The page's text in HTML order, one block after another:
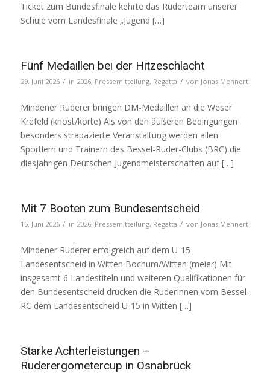
Ticket zum Bundesfinale kehrte das Ruderteam unserer
Schule vom Landesfinale „Jugend […]
Fünf Medaillen bei der Hitzeschlacht
29. Juni 2026 / in 2026, Pressemitteilung, Regatta / von Jonas Mehnert
Mindener Ruderer bringen DM-Medaillen an die Weser
Krefeld (knost/korte) Als von den äußeren Bedingungen
besonders strapazierte Veranstaltung werden allen
Sportlern und Trainern des Bessel-Ruder-Clubs (BRC) die
diesjährigen Deutschen Jugendmeisterschaften auf […]
Mit 7 Booten zum Bundesentscheid
15. Juni 2026 / in 2026, Pressemitteilung, Regatta / von Jonas Mehnert
Mindener Ruderer erfolgreich auf dem U-15
Landesentscheid in Witten Bochum/Witten (meier) Mit
insgesamt 6 Landestiteln und weiteren Qualifikationen für
den Bundesentscheid drücken die RuderInnen vom Bessel-
RC dem Landesentscheid U-15 in Witten […]
Starke Achterleistungen –
Ruderergometercup in Osnabrück